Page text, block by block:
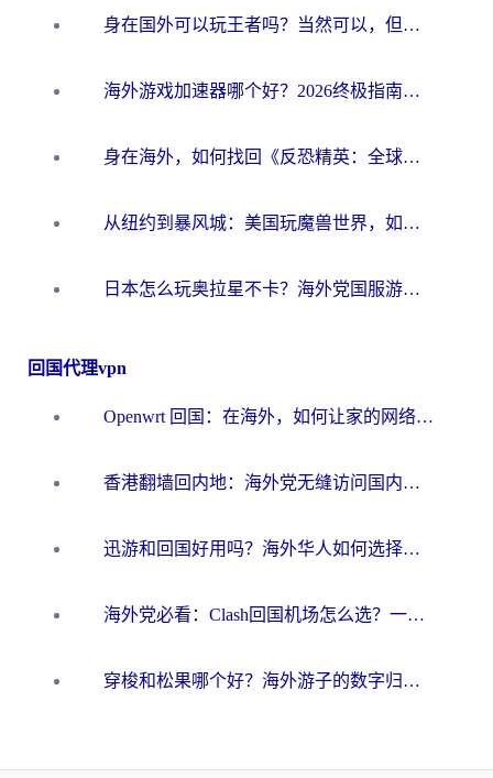
身在国外可以玩王者吗？当然可以，但你需要这份“加速”指南
海外游戏加速器哪个好？2026终极指南帮你畅玩国服+解决卡顿难题
身在海外，如何找回《反恐精英：全球攻势》国服的丝滑手感？一份给你的终极指南
从纽约到暴风城：美国玩魔兽世界，如何找到你的最佳网络航线
日本怎么玩奥拉星不卡？海外党国服游戏加速器选择全攻略
回国代理vpn
Openwrt 回国：在海外，如何让家的网络触手可及
香港翻墙回内地：海外党无缝访问国内资源的加速器选择全攻略
迅游和回国好用吗？海外华人如何选择靠谱的回国加速器
海外党必看：Clash回国机场怎么选？一篇搞定无缝访问国内资源的全攻略
穿梭和松果哪个好？海外游子的数字归乡路，到底该怎么选